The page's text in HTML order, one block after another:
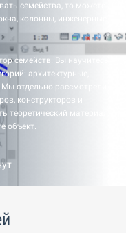
семейства, то можете
колонны, инженерные
семейств. Вы научитесь
архитектурные,
отдельно рассмотрели
конструкторов и
теоретический материал
объект.